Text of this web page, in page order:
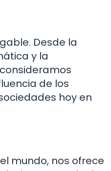
Desde la
y la
de los
hoy en
mundo, nos ofrece